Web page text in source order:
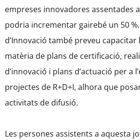
empreses innovadores assentades
podria incrementar gairebé un 50
d’Innovació també preveu capacitar
matèria de plans de certificació,
d’innovació i plans d’actuació per a
projectes de R+D+I, alhora que
activitats de difusió.
Les persones assistents a aquesta